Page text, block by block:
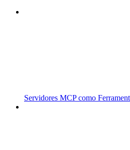
Servidores MCP como